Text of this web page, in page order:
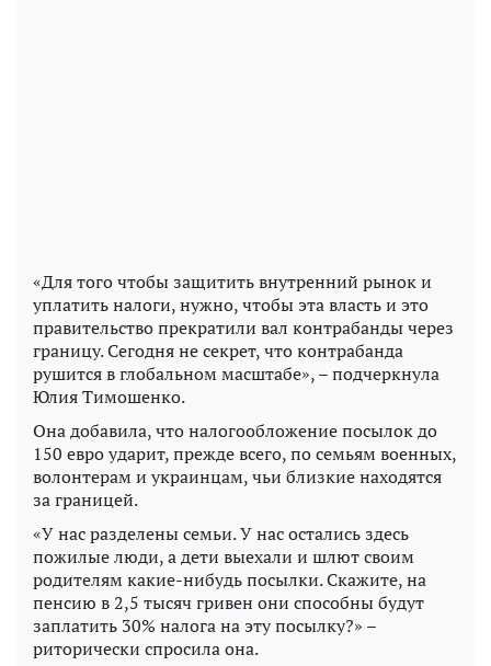
«Для того чтобы защитить внутренний рынок и
уплатить налоги, нужно, чтобы эта власть и это
правительство прекратили вал контрабанды через
границу. Сегодня не секрет, что контрабанда
рушится в глобальном масштабе», – подчеркнула
Юлия Тимошенко.
Она добавила, что налогообложение посылок до
150 евро ударит, прежде всего, по семьям военных,
волонтерам и украинцам, чьи близкие находятся
за границей.
«У нас разделены семьи. У нас остались здесь
пожилые люди, а дети выехали и шлют своим
родителям какие-нибудь посылки. Скажите, на
пенсию в 2,5 тысяч гривен они способны будут
заплатить 30% налога на эту посылку?» –
риторически спросила она.